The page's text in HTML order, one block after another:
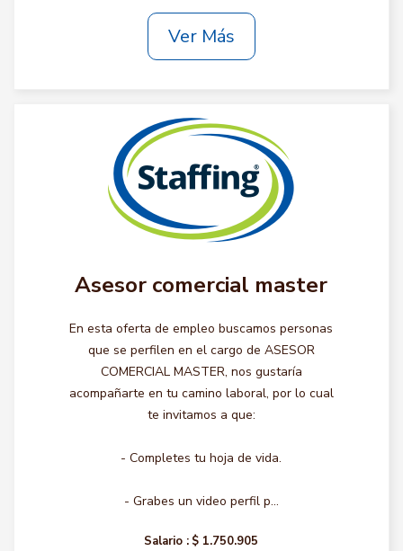
Ver Más
Asesor comercial master
En esta oferta de empleo buscamos personas
que se perfilen en el cargo de ASESOR
COMERCIAL MASTER, nos gustaría
acompañarte en tu camino laboral, por lo cual
te invitamos a que:
- Completes tu hoja de vida.
- Grabes un video perfil p...
Salario : $ 1.750.905